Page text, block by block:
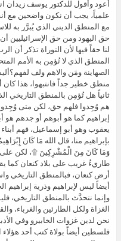
أعود وأقول للدكتور يوسف زيدان
علمياً، يجب أن نكون واضحين مع
مع المنطق الديني الذي يُبرَّر به
حق اليهود ومن حق الإسرائيليين
لنا حقاً فيها لأن التوراة تذكر أن
المنطق الذي لا تُؤمِن به الأمم
الصهاينة ومَن والاهم ولف
منطق خطير جداً فانتبهوا، هذا كان
ثانياً هل تُؤمِن بالمنطق التاريخي
هم وُجِدوا فلهم حق، لكن متى
إبراهيم كما هو أبوهم أو جدهم هو
يعقوب وهو أبو إسماعيل، فهم
بإبراهيم منا، قال الله مَا كَانَ
وَمَا كَانَ مِنَ الْمُشْرِكِينَ ۩، لكن على
طاريءٌ غريب على بلاد كنعان
أرض كنعان، فبالمنطق التاريخي
أيضاً ليس لإبراهيم وذرية إبراهيم
وإنما نتحدَّث بالمنطق التاريخي،
الغزاة ولكل الطارئين والغرباء،
نحن لدين غزوات الخابيرو وفي
فلسطين أيضاً بولاة كتب أحد